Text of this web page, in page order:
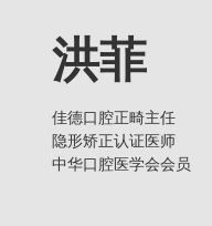
洪菲
佳德口腔正畸主任
隐形矫正认证医师
中华口腔医学会会员